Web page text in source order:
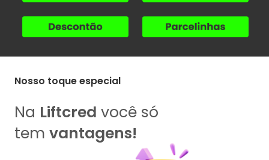
Nosso toque especial
Na Liftcred você só
tem vantagens!